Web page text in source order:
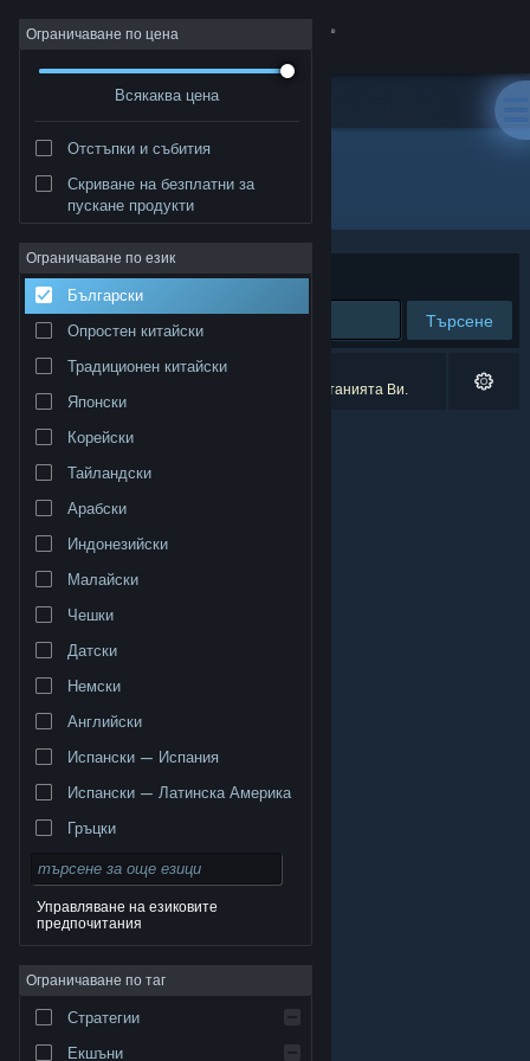
Вписване
Относно
Поддръжка
Смяна на езика
търговски марки принадлежат на съответните им
собственици в САЩ и други страни.
поверителност|Юридическа информация|
Достъпност|Условия за ползване на Steam
Възстановявания|Бисквитки
Ограничаване по цена
Всякаква цена
Отстъпки и събития
Скриване на безплатни за
пускане продукти
Ограничаване по език
Български
Опростен китайски
Традиционен китайски
Японски
Корейски
Тайландски
Арабски
Индонезийски
Малайски
Чешки
Датски
Немски
Английски
Испански — Испания
Испански — Латинска Америка
Гръцки
Управляване на езиковите
предпочитания
Ограничаване по таг
Стратегии
Екшъни
Разработчик: Fresh Start Studios
Сортиране по Съответстване
Търсене
0 резултата съответстват на търсенето Ви.
2 заглавия бяха изключени спрямо предпочитанията Ви.